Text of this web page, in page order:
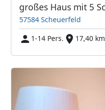
57584 Scheuerfeld
1-14 Pers.
17,40 km